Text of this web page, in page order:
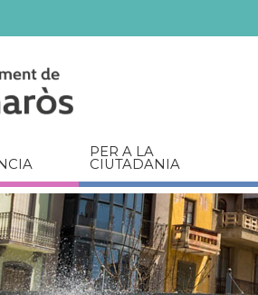
PER A LA
CIUTADANIA